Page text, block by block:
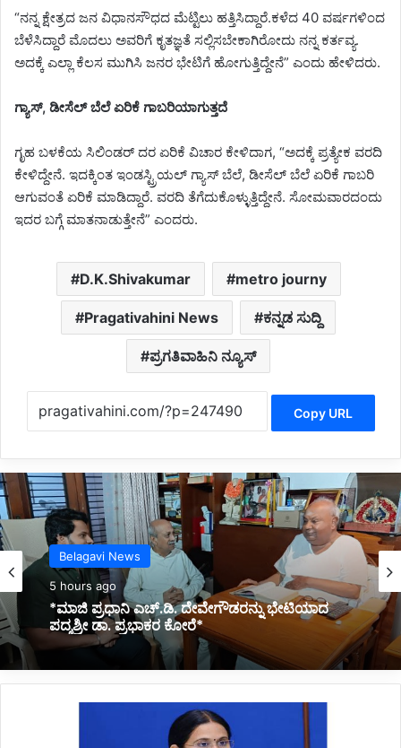
“ನನ್ನ ಕ್ಷೇತ್ರದ ಜನ ವಿಧಾನಸೌಧದ ಮೆಟ್ಟಿಲು ಹತ್ತಿಸಿದ್ದಾರೆ.‌ಕಳೆದ 40 ವರ್ಷಗಳಿಂದ
ಬೆಳೆಸಿದ್ದಾರೆ‌ ಮೊದಲು ಅವರಿಗೆ ಕೃತಜ್ಞತೆ ಸಲ್ಲಿಸಬೇಕಾಗಿರೋದು ನನ್ನ‌ ಕರ್ತವ್ಯ.
ಅದಕ್ಕೆ ಎಲ್ಲಾ ಕೆಲಸ ಮುಗಿಸಿ ಜನರ ಭೇಟಿಗೆ ಹೋಗುತ್ತಿದ್ದೇನೆ” ಎಂದು ಹೇಳಿದರು.
ಗ್ಯಾಸ್, ಡೀಸೆಲ್‌ ಬೆಲೆ ಏರಿಕೆ ಗಾಬರಿಯಾಗುತ್ತದೆ
ಗೃಹ ಬಳಕೆಯ ಸಿಲಿಂಡರ್ ದರ ಏರಿಕೆ ವಿಚಾರ ಕೇಳಿದಾಗ, “ಅದಕ್ಕೆ ಪ್ರತ್ಯೇಕ ವರದಿ
ಕೇಳಿದ್ದೇನೆ. ಇದಕ್ಕಿಂತ ಇಂಡಸ್ಟ್ರಿಯಲ್ ಗ್ಯಾಸ್ ಬೆಲೆ, ಡೀಸೆಲ್ ಬೆಲೆ ಏರಿಕೆ ಗಾಬರಿ
ಆಗುವಂತೆ ಏರಿಕೆ ಮಾಡಿದ್ದಾರೆ. ವರದಿ ತೆಗೆದುಕೊಳ್ಳುತ್ತಿದ್ದೇನೆ. ಸೋಮವಾರದಂದು
ಇದರ ಬಗ್ಗೆ ಮಾತನಾಡುತ್ತೇನೆ” ಎಂದರು.
D.K.Shivakumar metro journy
Pragativahini News ಕನ್ನಡ ಸುದ್ದಿ
ಪ್ರಗತಿವಾಹಿನಿ ನ್ಯೂಸ್
Copy URL
Kannada News
5 hours ago
*2025 ರಲ್ಲಿ ಪ್ರಧಾನಮಂತ್ರಿ ಅವರ ವಿದೇಶಕ್ಕೆ ತಗುಲಿದ
ಒಟ್ಟು ವೆಚ್ಚ ಎಷ್ಟು ಗೋತ್ತಾ..?*